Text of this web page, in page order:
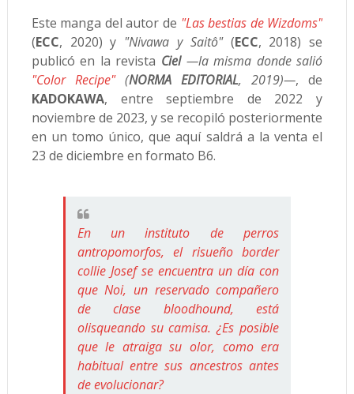
Este manga del autor de "Las bestias de Wizdoms"
(ECC, 2020) y "Nivawa y Saitô"(ECC, 2018) se
publicó en la revista Ciel —la misma donde salió
"Color Recipe"(NORMA EDITORIAL, 2019)—, de
KADOKAWA, entre septiembre de 2022 y
noviembre de 2023, y se recopiló posteriormente
en un tomo único, que aquí saldrá a la venta el
23 de diciembre en formato B6.
En un instituto de perros
antropomorfos, el risueño border
collie Josef se encuentra un día con
que Noi, un reservado compañero
de clase bloodhound, está
olisqueando su camisa. ¿Es posible
que le atraiga su olor, como era
habitual entre sus ancestros antes
de evolucionar?